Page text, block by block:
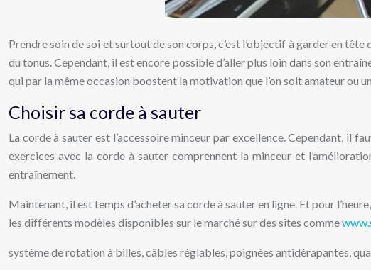
Prendre soin de soi et surtout de son corps, c’est l’objectif à garder en
du tonus. Cependant, il est encore possible d’aller plus loin dans son
qui par la même occasion boostent la motivation que l’on soit amateur ou
Choisir sa corde à sauter
La corde à sauter est l’accessoire minceur par excellence. Cependant, il
exercices avec la corde à sauter comprennent la minceur et
entraînement.
Maintenant, il est temps d’acheter sa corde à sauter en ligne. Et pour
les différents modèles disponibles sur le marché sur des sites comme
système de rotation à billes, câbles réglables, poignées antidérapantes,